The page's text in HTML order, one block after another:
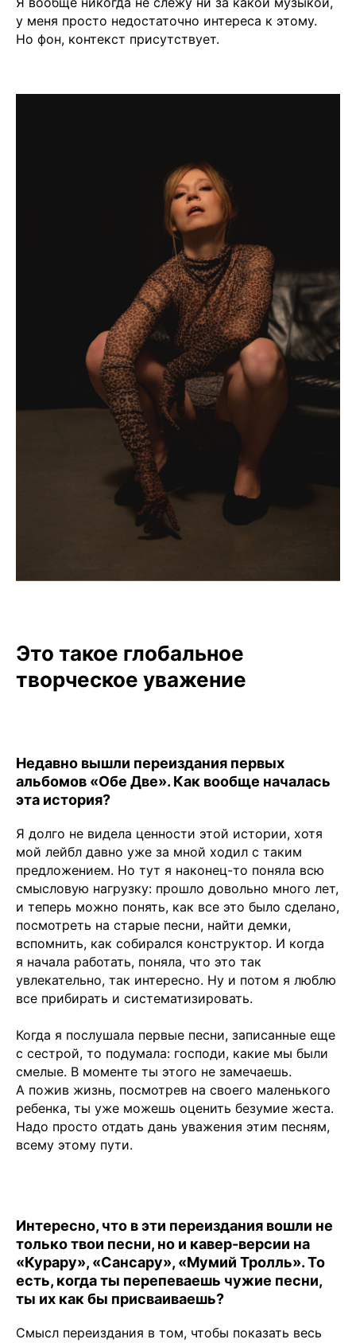
у меня просто недостаточно интереса к этому.
Но фон, контекст присутствует.
Это такое глобальное
творческое уважение
Недавно вышли переиздания первых
альбомов «Обе Две». Как вообще началась
эта история?
Я долго не видела ценности этой истории, хотя
мой лейбл давно уже за мной ходил с таким
предложением. Но тут я наконец-то поняла всю
смысловую нагрузку: прошло довольно много лет,
и теперь можно понять, как все это было сделано,
посмотреть на старые песни, найти демки,
вспомнить, как собирался конструктор. И когда
я начала работать, поняла, что это так
увлекательно, так интересно. Ну и потом я люблю
все прибирать и систематизировать.
Когда я послушала первые песни, записанные еще
с сестрой, то подумала: господи, какие мы были
смелые. В моменте ты этого не замечаешь.
А пожив жизнь, посмотрев на своего маленького
ребенка, ты уже можешь оценить безумие жеста.
Надо просто отдать дань уважения этим песням,
всему этому пути.
Интересно, что в эти переиздания вошли не
только твои песни, но и кавер-версии на
«Курару», «Сансару», «Мумий Тролль». То
есть, когда ты перепеваешь чужие песни,
ты их как бы присваиваешь?
Смысл переиздания в том, чтобы показать весь